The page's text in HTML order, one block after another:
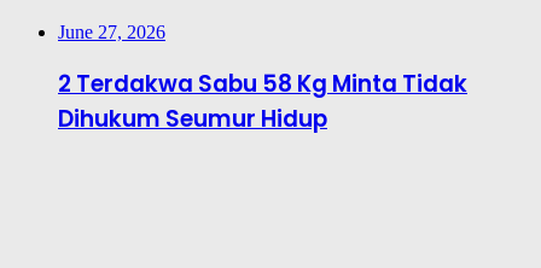
June 27, 2026
2 Terdakwa Sabu 58 Kg Minta Tidak
Dihukum Seumur Hidup